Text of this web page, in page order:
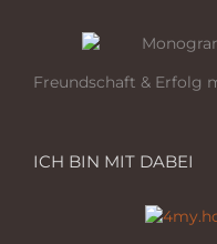
Freundschaft & Erfolg
ICH BIN MIT DABEI